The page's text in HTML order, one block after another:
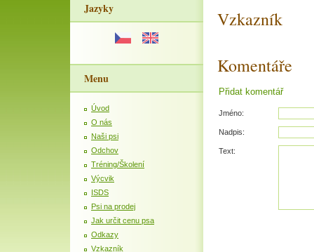
Jazyky
Menu
Úvod
O nás
Naši psi
Odchov
Tréning/Školení
Výcvik
ISDS
Psi na prodej
Jak určit cenu psa
Odkazy
Vzkazník
Vzkazník
Komentáře
Přidat komentář
Jméno:
Nadpis:
Text: